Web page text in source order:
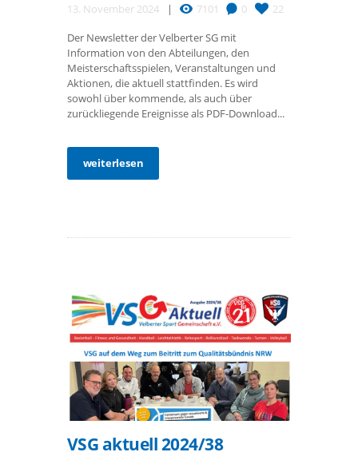
13. November 2024 7101 0 22
Der Newsletter der Velberter SG mit
Information von den Abteilungen, den
Meisterschaftsspielen, Veranstaltungen und
Aktionen, die aktuell stattfinden. Es wird
sowohl über kommende, als auch über
zurückliegende Ereignisse als PDF-Download...
weiterlesen
VSG aktuell 2024/38